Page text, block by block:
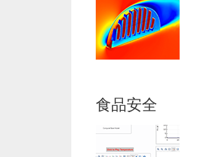
食品安全